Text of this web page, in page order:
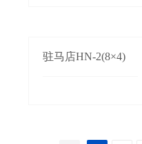
驻马店HN-2(8×4)